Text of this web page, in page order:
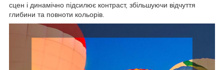
сцен і динамічно підсилює контраст, збільшуючи відчуття
глибини та повноти кольорів.